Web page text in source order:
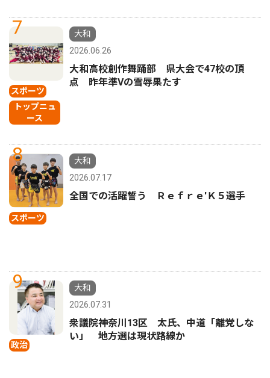
7
スポーツ
トップニュ
ース
大和
2026.06.26
大和高校創作舞踊部 県大会で47校の頂
点 昨年準Vの雪辱果たす
8
スポーツ
大和
2026.07.17
全国での活躍誓う Ｒｅｆｒｅ'Ｋ５選手
9
政治
大和
2026.07.31
衆議院神奈川13区 太氏、中道「離党しな
い」 地方選は現状路線か